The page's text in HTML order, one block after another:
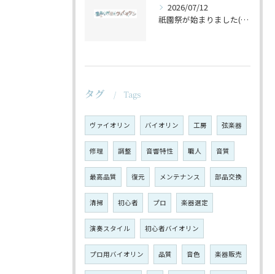
2026/07/12
祇園祭が始まりました(^^♪
タグ Tags
ヴァイオリン バイオリン 工房 弦楽器
修理 調整 音響特性 職人 音質
最高品質 復元 メンテナンス 部品交換
清掃 初心者 プロ 楽器選定
演奏スタイル 初心者バイオリン
プロ用バイオリン 品質 音色 楽器販売